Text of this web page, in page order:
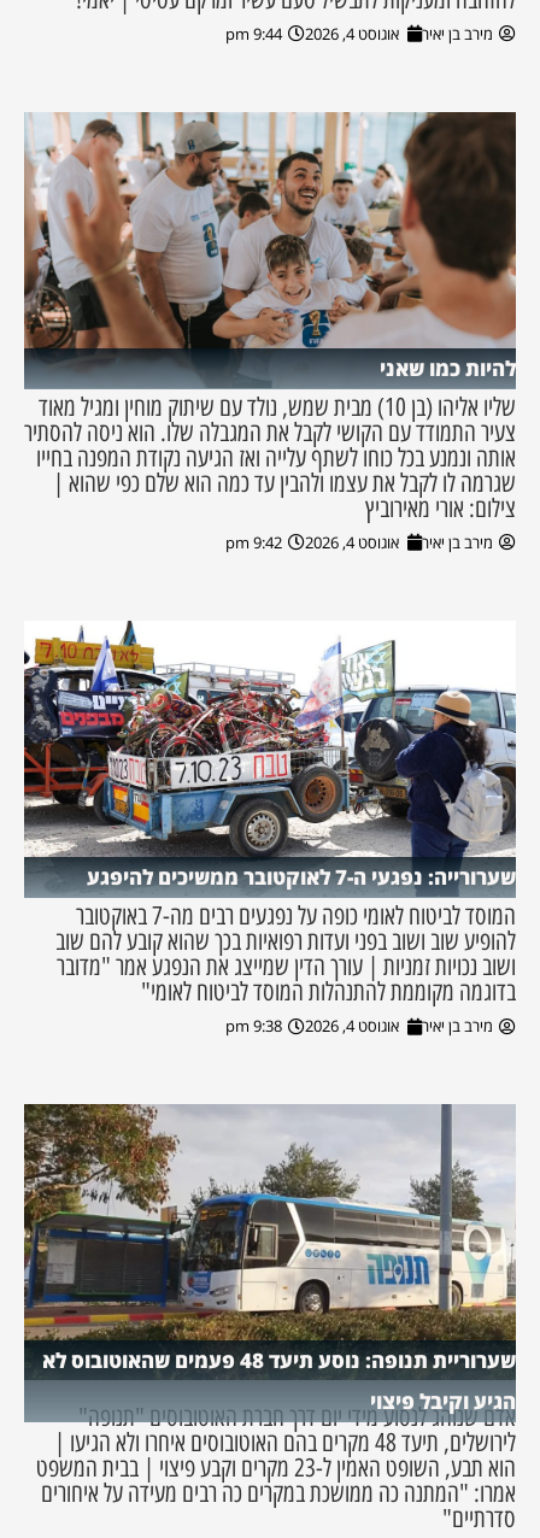
מירב בן יאיר אוגוסט 4, 2026 9:44 pm
להיות כמו שאני
שליו אליהו (בן 10) מבית שמש, נולד עם שיתוק מוחין ומגיל מאוד
צעיר התמודד עם הקושי לקבל את המגבלה שלו. הוא ניסה להסתיר
אותה ונמנע בכל כוחו לשתף עלייה ואז הגיעה נקודת המפנה בחייו
שגרמה לו לקבל את עצמו ולהבין עד כמה הוא שלם כפי שהוא |
צילום: אורי מאירוביץ
מירב בן יאיר אוגוסט 4, 2026 9:42 pm
שערורייה: נפגעי ה-7 לאוקטובר ממשיכים להיפגע
המוסד לביטוח לאומי כופה על נפגעים רבים מה-7 באוקטובר
להופיע שוב ושוב בפני ועדות רפואיות בכך שהוא קובע להם שוב
ושוב נכויות זמניות | עורך הדין שמייצג את הנפגע אמר "מדובר
בדוגמה מקוממת להתנהלות המוסד לביטוח לאומי"
מירב בן יאיר אוגוסט 4, 2026 9:38 pm
שערוריית תנופה: נוסע תיעד 48 פעמים שהאוטובוס לא
הגיע וקיבל פיצוי
אדם שנוהג לנסוע מידי יום דרך חברת האוטובוסים "תנופה"
לירושלים, תיעד 48 מקרים בהם האוטובוסים איחרו ולא הגיעו |
הוא תבע, השופט האמין ל-23 מקרים וקבע פיצוי | בבית המשפט
אמרו: "המתנה כה ממושכת במקרים כה רבים מעידה על איחורים
סדרתיים"